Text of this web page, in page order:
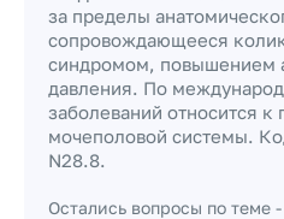
за пределы
сопровождающееся
синдромом, повышением
давления. По
заболеваний относится к
мочеполовой системы.
N28.8.
Остались вопросы по теме -